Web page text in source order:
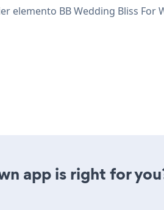
BB Wedding Bliss
app is right for